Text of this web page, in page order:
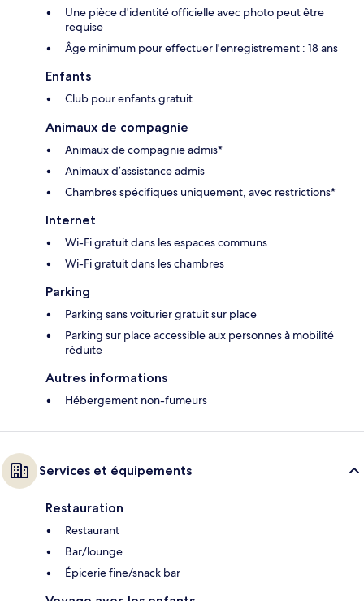
Une pièce d'identité officielle avec photo peut être
requise
Âge minimum pour effectuer l'enregistrement : 18 ans
Enfants
Club pour enfants gratuit
Animaux de compagnie
Animaux de compagnie admis*
Animaux d’assistance admis
Chambres spécifiques uniquement, avec restrictions*
Internet
Wi-Fi gratuit dans les espaces communs
Wi-Fi gratuit dans les chambres
Parking
Parking sans voiturier gratuit sur place
Parking sur place accessible aux personnes à mobilité
réduite
Autres informations
Hébergement non-fumeurs
Services et équipements
Restauration
Restaurant
Bar/lounge
Épicerie fine/snack bar